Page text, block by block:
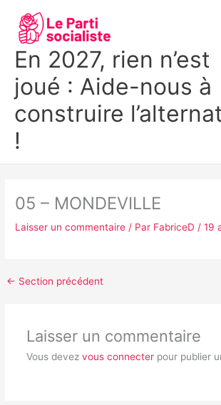
contenu
En 2027, rien n’est
joué : Aide-nous à
construire
!
05 – MONDEVILLE
Laisser un commentaire / Par FabriceD/19
← Section précédent
Laisser un commentaire
Vous devez vous connecterpour publier